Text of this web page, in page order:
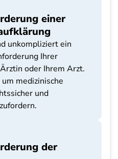
einer
unkompliziert ein
Ihrer
oder Ihrem Arzt.
medizinische
und
der